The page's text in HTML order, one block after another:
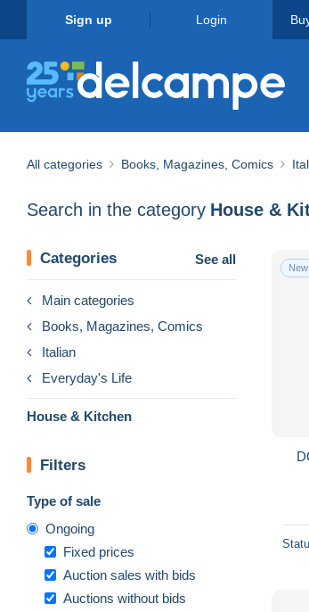
Sign up Login
All categories Books, Magazines, Comics
Search in the category House &
Categories See all
Main categories
Books, Magazines, Comics
Italian
Everyday's Life
House & Kitchen
Filters
Type of sale
Ongoing
Fixed prices
Auction sales with bids
Auctions without bids
New